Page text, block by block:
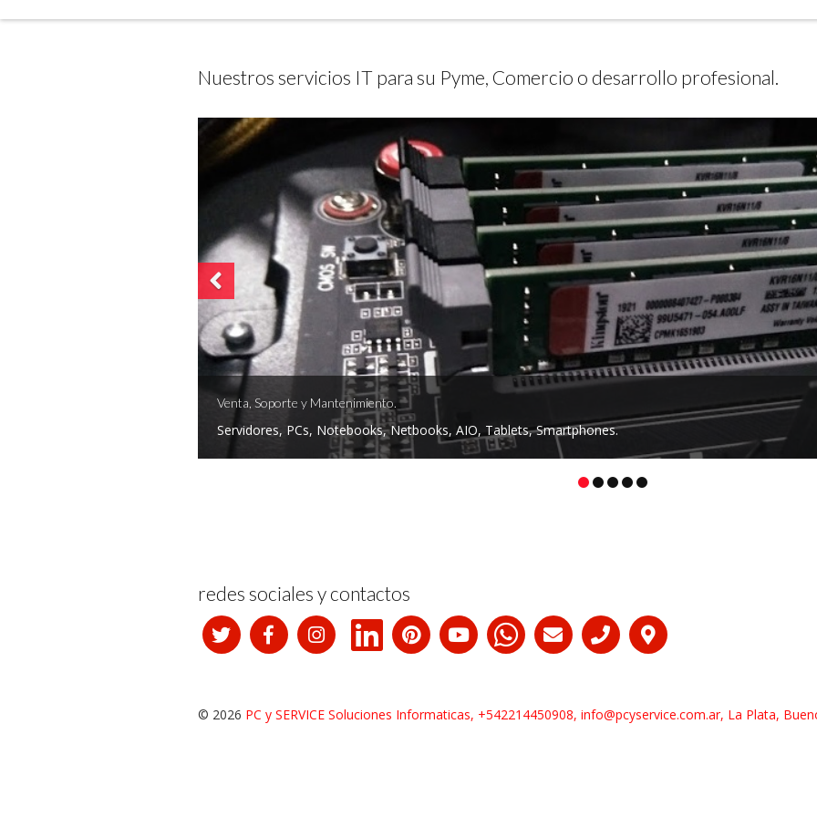
Nuestros servicios IT para su Pyme, Comercio o desarrollo profesional.
Venta, Soporte y Mantenimiento.
Servidores, PCs, Notebooks, Netbooks, AIO, Tablets, Smartphones.
Previous
redes sociales y contactos
© 2026 PC y SERVICE Soluciones Informaticas, +542214450908, info@pcyservice.com.ar, La Plata,